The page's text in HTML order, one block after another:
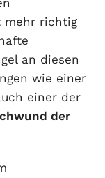
mehr richtig
an diesen
wie einer
einer der
der